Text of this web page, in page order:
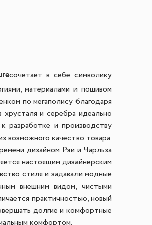
сочетает в себе символику
материалами и пошивом
по мегаполису благодаря
и серебра идеально
разработке и производству
возможного качество товара.
дизайном Рэи и Чарльза
настоящим дизайнерским
стиля и задавали модные
внешним видом, чистыми
практичностью, новый
долгие и комфортные
комфортом.